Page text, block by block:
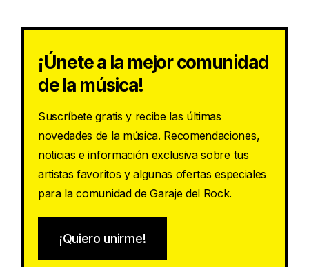
¡Únete a la mejor comunidad
de la música!
Suscríbete gratis y recibe las últimas
novedades de la música. Recomendaciones,
noticias e información exclusiva sobre tus
artistas favoritos y algunas ofertas especiales
para la comunidad de Garaje del Rock.
¡Quiero unirme!